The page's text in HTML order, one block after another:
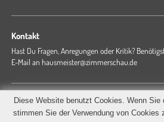
Kontakt
Hast Du Fragen, Anregungen oder Kritik?
E-Mail an hausmeister@zimmerschau.de
Forum Magazin AGB Presse Datenschutz
Hausordnung
Diese Website benutzt Cookies. Wenn Sie
stimmen Sie der Verwendung von Cookies